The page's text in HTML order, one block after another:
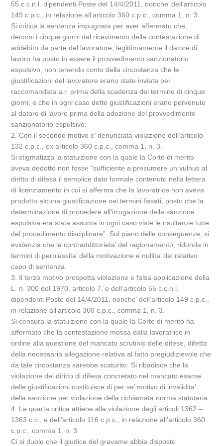
55 c.c.n.l. dipendenti Poste del 14/4/2011, nonche’ dell’articolo
149 c.p.c., in relazione all’articolo 360 c.p.c., comma 1, n. 3.
Si critica la sentenza impugnata per aver affermato che,
decorsi i cinque giorni dal ricevimento della contestazione di
addebito da parte del lavoratore, legittimamente il datore di
lavoro ha posto in essere il provvedimento sanzionatorio
espulsivo, non tenendo conto della circostanza che le
giustificazioni del lavoratore erano state inviate per
raccomandata a.r. prima della scadenza del termine di cinque
giorni, e che in ogni caso dette giustificazioni erano pervenute
al datore di lavoro prima della adozione del provvedimento
sanzionatorio espulsivo.
2. Con il secondo motivo e’ denunciata violazione dell’articolo
132 c.p.c., ex articolo 360 c.p.c., comma 1, n. 3.
Si stigmatizza la statuizione con la quale la Corte di merito
aveva dedotto non fosse “sufficiente a presumere un vulnus al
diritto di difesa il semplice dato formale contenuto nella lettera
di licenziamento in cui si afferma che la lavoratrice non aveva
prodotto alcuna giustificazione nei termini fissati, posto che la
determinazione di procedere all’irrogazione della sanzione
espulsiva era stata assunta in ogni caso viste le risultanze tutte
del procedimento disciplinare”. Sul piano delle conseguenze, si
evidenzia che la contraddittorieta’ del ragionamento, ridonda in
termini di perplessita’ della motivazione e nullita’ del relativo
capo di sentenza.
3. Il terzo motivo prospetta violazione e falsa applicazione della
L. n. 300 del 1970, articolo 7, e dell’articolo 55 c.c.n.l.
dipendenti Poste del 14/4/2011, nonche’ dell’articolo 149 c.p.c.,
in relazione all’articolo 360 c.p.c., comma 1, n. 3.
Si censura la statuizione con la quale la Corte di merito ha
affermato che la contestazione mossa dalla lavoratrice in
ordine alla questione del mancato scrutinio delle difese, difetta
della necessaria allegazione relativa al fatto pregiudizievole che
da tale circostanza sarebbe scaturito. Si ribadisce che la
violazione del diritto di difesa concretato nel mancato esame
delle giustificazioni costituisce di per se’ motivo di invalidita’
della sanzione per violazione della richiamata norma statutaria.
4. La quarta critica attiene alla violazione degli articoli 1362 –
1363 c.c., e dell’articolo 116 c.p.c., in relazione all’articolo 360
c.p.c., comma 1, n. 3.
Ci si duole che il giudice del gravame abbia disposto